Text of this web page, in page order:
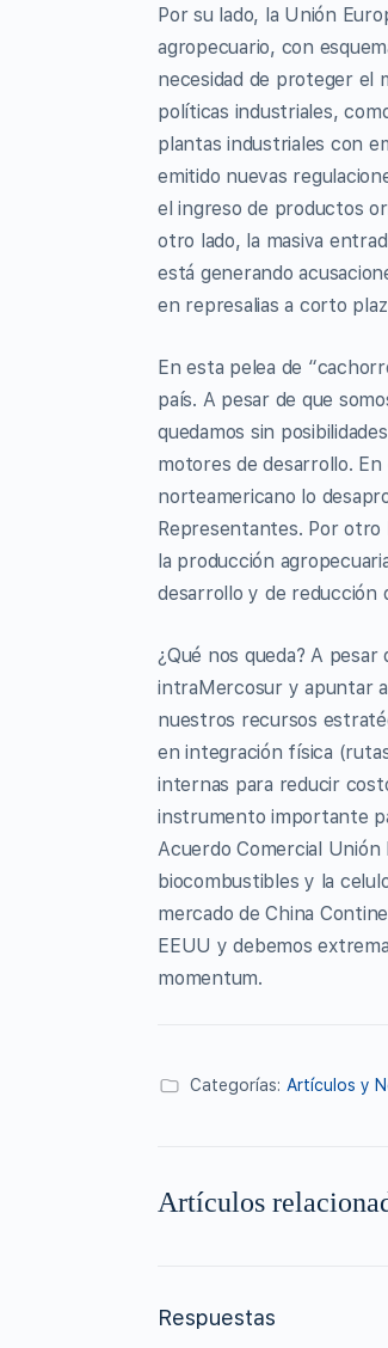
Por su lado, la Unión
agropecuario, con
necesidad de proteger el
políticas industriales,
plantas industriales con
emitido nuevas
el ingreso de productos
otro lado, la masiva
está generando
en represalias a corto
En esta pelea de
país. A pesar de que
quedamos sin
motores de desarrollo.
norteamericano lo
Representantes. Por otro
la producción
desarrollo y de reducción
¿Qué nos queda? A
intraMercosur y apuntar
nuestros recursos
en integración física
internas para reducir
instrumento importante
Acuerdo Comercial
biocombustibles y la
mercado de China
EEUU y debemos
momentum.
Categorías: Artículos y
Artículos
Respuestas